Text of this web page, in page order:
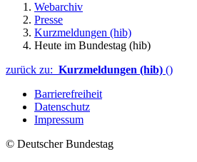
Webarchiv
Presse
Kurzmeldungen (hib)
Heute im Bundestag (hib)
zurück zu: Kurzmeldungen (hib) ()
Barrierefreiheit
Datenschutz
Impressum
© Deutscher Bundestag